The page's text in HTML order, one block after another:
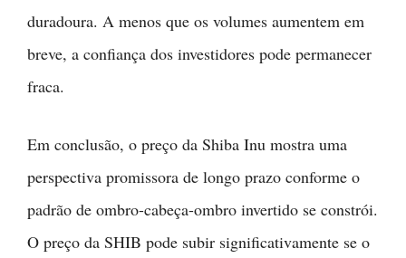
duradoura. A menos que os volumes aumentem em
breve, a confiança dos investidores pode permanecer
fraca.
Em conclusão, o preço da Shiba Inu mostra uma
perspectiva promissora de longo prazo conforme o
padrão de ombro-cabeça-ombro invertido se constrói.
O preço da SHIB pode subir significativamente se o